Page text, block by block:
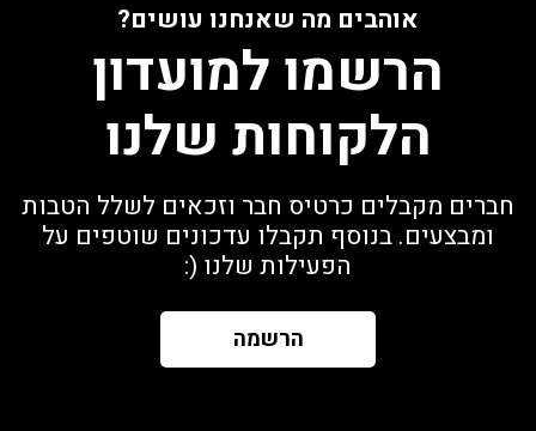
אוהבים מה שאנחנו עושים?
הרשמו למועדון
הלקוחות שלנו
חברים מקבלים כרטיס חבר וזכאים לשלל הטבות
ומבצעים. בנוסף תקבלו עדכונים שוטפים על
הפעילות שלנו (:
הרשמה